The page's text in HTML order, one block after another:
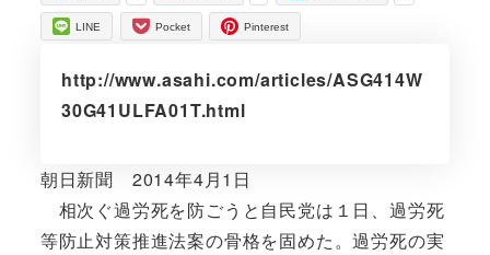
LINE Pocket Pinterest
http://www.asahi.com/articles/ASG414W
30G41ULFA01T.html
朝日新聞 2014年4月1日
相次ぐ過労死を防ごうと自民党は１日、過労死
等防止対策推進法案の骨格を固めた。過労死の実